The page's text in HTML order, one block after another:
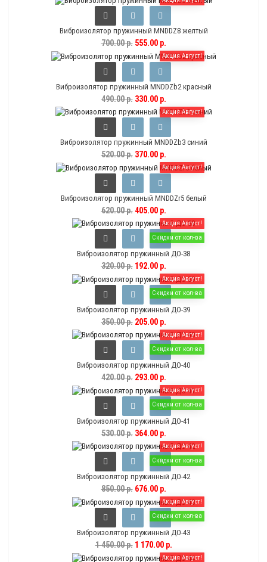
Виброизолятор пружинный MNDDZ8 желтый
700.00 р.555.00 р.
Акция Август!
Виброизолятор пружинный MNDDZb2 красный
490.00 р.330.00 р.
Акция Август!
Виброизолятор пружинный MNDDZb3 синий
520.00 р.370.00 р.
Акция Август!
Виброизолятор пружинный MNDDZr5 белый
620.00 р.405.00 р.
Акция Август!
Скидки от кол-ва
Виброизолятор пружинный ДО-38
320.00 р.192.00 р.
Акция Август!
Скидки от кол-ва
Виброизолятор пружинный ДО-39
350.00 р.205.00 р.
Акция Август!
Скидки от кол-ва
Виброизолятор пружинный ДО-40
420.00 р.293.00 р.
Акция Август!
Скидки от кол-ва
Виброизолятор пружинный ДО-41
530.00 р.364.00 р.
Акция Август!
Скидки от кол-ва
Виброизолятор пружинный ДО-42
850.00 р.676.00 р.
Акция Август!
Скидки от кол-ва
Виброизолятор пружинный ДО-43
1 450.00 р.1 170.00 р.
Акция Август!